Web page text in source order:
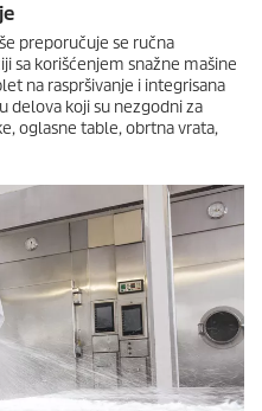
preporučuje se ručna
sa korišćenjem snažne mašine
na raspršivanje i integrisana
delova koji su nezgodni za
oglasne table, obrtna vrata,